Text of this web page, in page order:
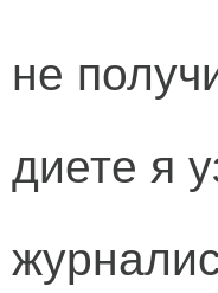
не
диете я